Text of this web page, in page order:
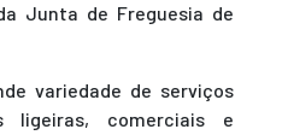
Junta de Freguesia de
variedade de serviços
ligeiras, comerciais e